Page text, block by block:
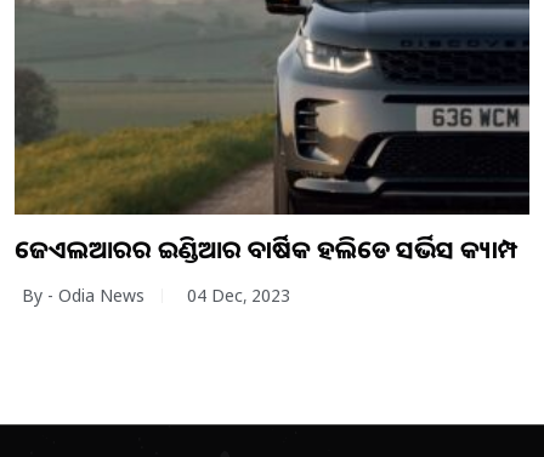
ଜେଏଲଆରର ଇଣ୍ଡିଆର ବାର୍ଷିକ ହଲିଡେ ସର୍ଭିସ କ୍ୟାମ୍ପ
By - Odia News 04 Dec, 2023